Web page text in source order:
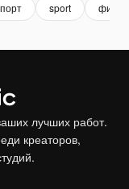
sport
лучших работ.
креаторов,